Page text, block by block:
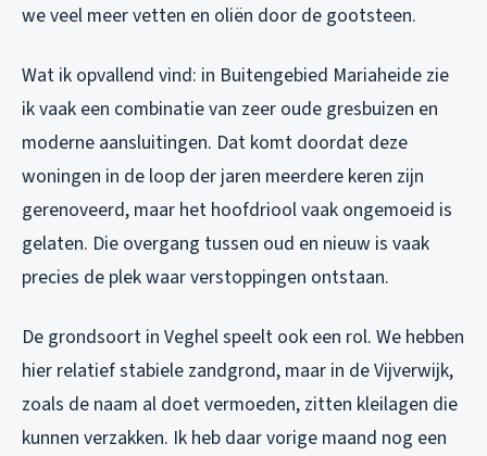
we veel meer vetten en oliën door de gootsteen.
Wat ik opvallend vind: in Buitengebied Mariaheide zie
ik vaak een combinatie van zeer oude gresbuizen en
moderne aansluitingen. Dat komt doordat deze
woningen in de loop der jaren meerdere keren zijn
gerenoveerd, maar het hoofdriool vaak ongemoeid is
gelaten. Die overgang tussen oud en nieuw is vaak
precies de plek waar verstoppingen ontstaan.
De grondsoort in Veghel speelt ook een rol. We hebben
hier relatief stabiele zandgrond, maar in de Vijverwijk,
zoals de naam al doet vermoeden, zitten kleilagen die
kunnen verzakken. Ik heb daar vorige maand nog een